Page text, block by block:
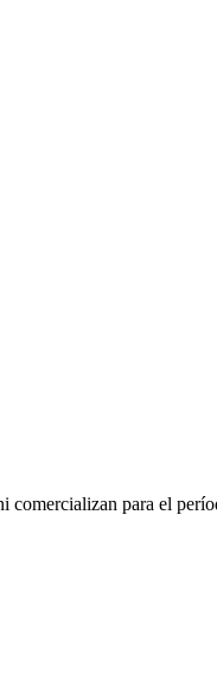
comercializan para el